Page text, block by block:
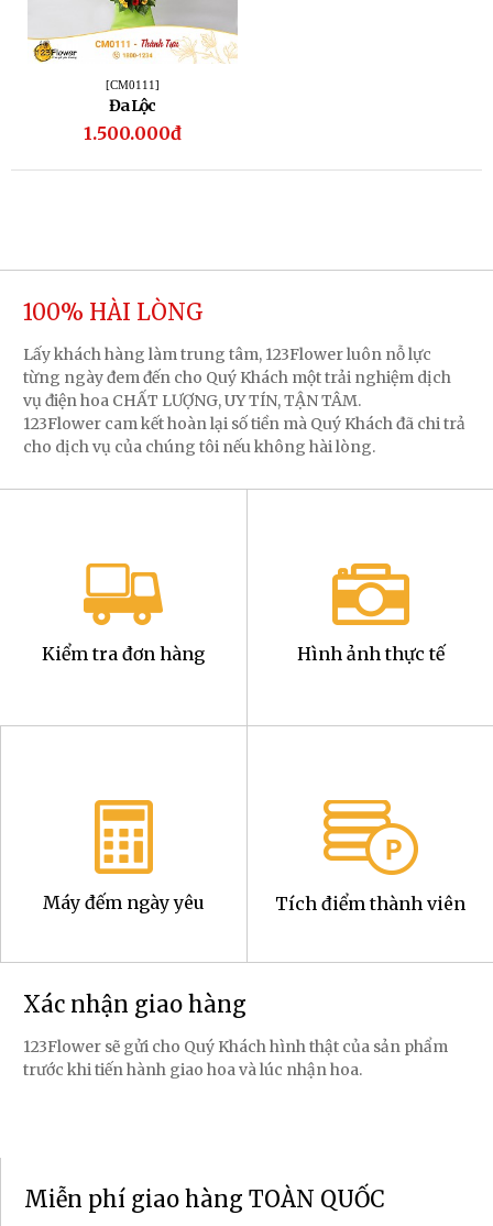
[CM0111]
Đa Lộc
1.500.000đ
100% HÀI LÒNG
Lấy khách hàng làm trung tâm, 123Flower luôn nỗ lực
từng ngày đem đến cho Quý Khách một trải nghiệm dịch
vụ điện hoa CHẤT LƯỢNG, UY TÍN, TẬN TÂM.
123Flower cam kết hoàn lại số tiền mà Quý Khách đã chi trả
cho dịch vụ của chúng tôi nếu không hài lòng.
Kiểm tra đơn hàng Hình ảnh thực tế
Máy đếm ngày yêu Tích điểm thành viên
Xác nhận giao hàng
123Flower sẽ gửi cho Quý Khách hình thật của sản phẩm
trước khi tiến hành giao hoa và lúc nhận hoa.
Miễn phí giao hàng TOÀN QUỐC